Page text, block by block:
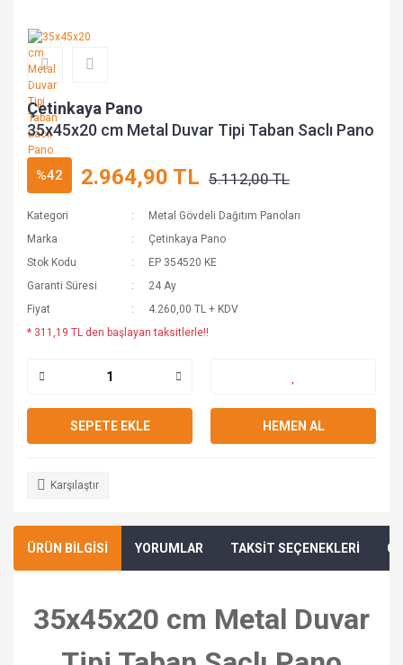
Çetinkaya Pano
35x45x20 cm Metal Duvar Tipi Taban Saclı Pano
%42 2.964,90 TL 5.112,00 TL
Kategori
Metal Gövdeli Dağıtım Panoları
Marka
Çetinkaya Pano
Stok Kodu
EP 354520 KE
Garanti Süresi
24 Ay
Fiyat
4.260,00 TL + KDV
* 311,19 TL den başlayan taksitlerle!!
SEPETE EKLE HEMEN AL
Karşılaştır
ÜRÜN BİLGİSİ YORUMLAR TAKSİT SEÇENEKLERİ
35x45x20 cm Metal Duvar